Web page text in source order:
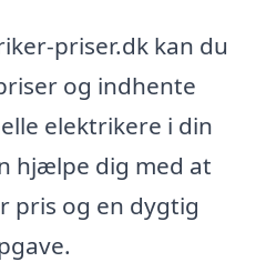
priser.dk kan du
og indhente
elektrikere i din
hjælpe dig med at
pris og en dygtig